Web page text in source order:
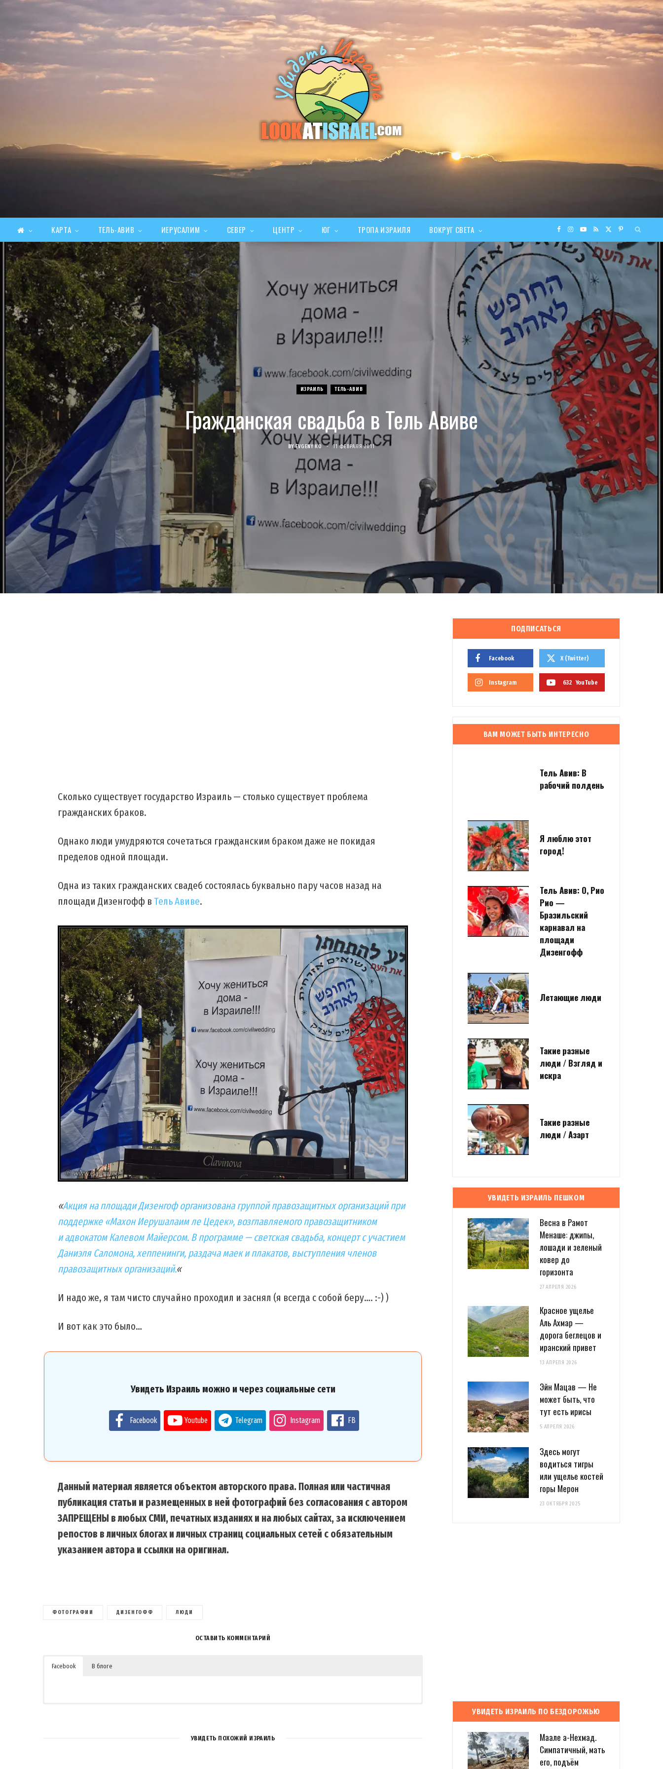
F
a
e
b
o
o
k
I
n
s
a
g
r
a
m
Y
u
u
b
e
R
S (
w
t
t
e
P
i
e
r
e
s
КАРТА ТЕЛЬ-АВИВ ИЕРУСАЛИМ СЕВЕР ЦЕНТР ЮГ ТРОПА ИЗРАИЛЯ ВОКРУГ СВЕТА
ИЗРАИЛЬ ТЕЛЬ-АВИВ
Гражданская свадьба в Тель Авиве
BY EVGENY KO 11 ФЕВРАЛЯ 2011
Сколько существует государство Израиль — столько существует проблема
гражданских браков.
Однако люди умудряются сочетаться гражданским браком даже не покидая
пределов одной площади.
Одна из таких гражданских свадеб состоялась буквально пару часов назад на
площади Дизенгофф вТель Авиве.
«Акция на площади Дизенгоф организована группой правозащитных организаций при
поддержке «Махон Иерушалаим ле Цедек», возглавляемого правозащитником
и адвокатом Калевом Майерсом. В программе — светская свадьба, концерт с участием
Даниэля Саломона, хеппенинги, раздача маек и плакатов, выступления членов
правозащитных организаций.«
И надо же, я там чисто случайно проходил и заснял (я всегда с собой беру…. :-) )
И вот как это было…
Увидеть Израиль можно и через социальные сети
Facebook Youtube Telegram Instagram FB
Данный материал является объектом авторского права. Полная или частичная
публикация статьи и размещенных в ней фотографий без согласования с автором
ЗАПРЕЩЕНЫ в любых СМИ, печатных изданиях и на любых сайтах, за исключением
репостов в личных блогах и личных страниц социальных сетей с обязательным
указанием автора и ссылки на оригинал.
ФОТОГРАФИИ ДИЗЕНГОФФ ЛЮДИ
ОСТАВИТЬ КОММЕНТАРИЙ
Facebook В блоге
3КОММЕНТАРИЯ
УВИДЕТЬ ПОХОЖИЙ ИЗРАИЛЬ
ПОДПИСАТЬСЯ
Facebook X (Twitter)
Instagram 632 YouTube
ВАМ МОЖЕТ БЫТЬ ИНТЕРЕСНО
Тель Авив: В
рабочий полдень
Я люблю этот
город!
Тель Авив: О, Рио
Рио —
Бразильский
карнавал на
площади
Дизенгофф
Летающие люди
Такие разные
люди / Взгляд и
искра
Такие разные
люди / Азарт
УВИДЕТЬ ИЗРАИЛЬ ПЕШКОМ
Весна в Рамот
Менаше: джипы,
лошади и зеленый
ковер до
горизонта
27 АПРЕЛЯ 2026
Красное ущелье
Аль Ахмар —
дорога беглецов и
иранский привет
13 АПРЕЛЯ 2026
Эйн Мацав — Не
может быть, что
тут есть ирисы
5 АПРЕЛЯ 2026
Здесь могут
водиться тигры
или ущелье костей
горы Мерон
23 ОКТЯБРЯ 2025
УВИДЕТЬ ИЗРАИЛЬ ПО БЕЗДОРОЖЬЮ
Маале а-Нехмад.
Симпатичный, мать
его, подъём